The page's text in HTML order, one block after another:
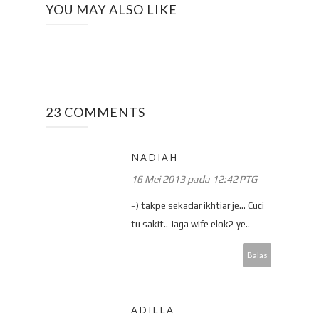
YOU MAY ALSO LIKE
23 COMMENTS
NADIAH
16 Mei 2013 pada 12:42 PTG
=) takpe sekadar ikhtiar je... Cuci
tu sakit.. Jaga wife elok2 ye..
Balas
ADILLA